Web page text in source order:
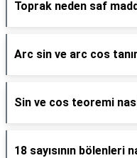
Toprak neden saf
Arc sin ve arc cos
Sin ve cos teoremi
18 sayısının bölenleri